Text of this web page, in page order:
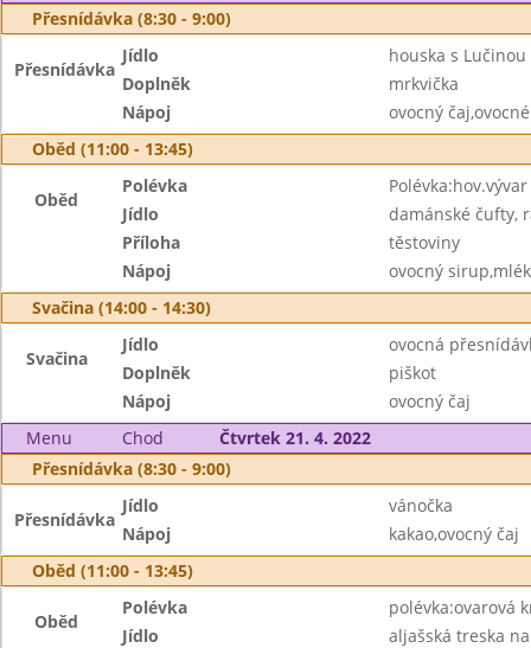
Přesnídávka (8:30 - 9:00)
Přesnídávka
Jídlo
houska s Lučinou
Doplněk
mrkvička
Nápoj
ovocný
Oběd (11:00 - 13:45)
Oběd
Polévka
Jídlo
damánské čufty,
Příloha
těstoviny
Nápoj
ovocný
Svačina (14:00 - 14:30)
Svačina
Jídlo
ovocná
Doplněk
piškot
Nápoj
ovocný čaj
Menu
Chod
Čtvrtek 21. 4. 2022
Přesnídávka (8:30 - 9:00)
Přesnídávka
Jídlo
vánočka
Nápoj
kakao,ovocný čaj
Oběd (11:00 - 13:45)
Oběd
Polévka
polévka:ovarová
Jídlo
aljašská treska